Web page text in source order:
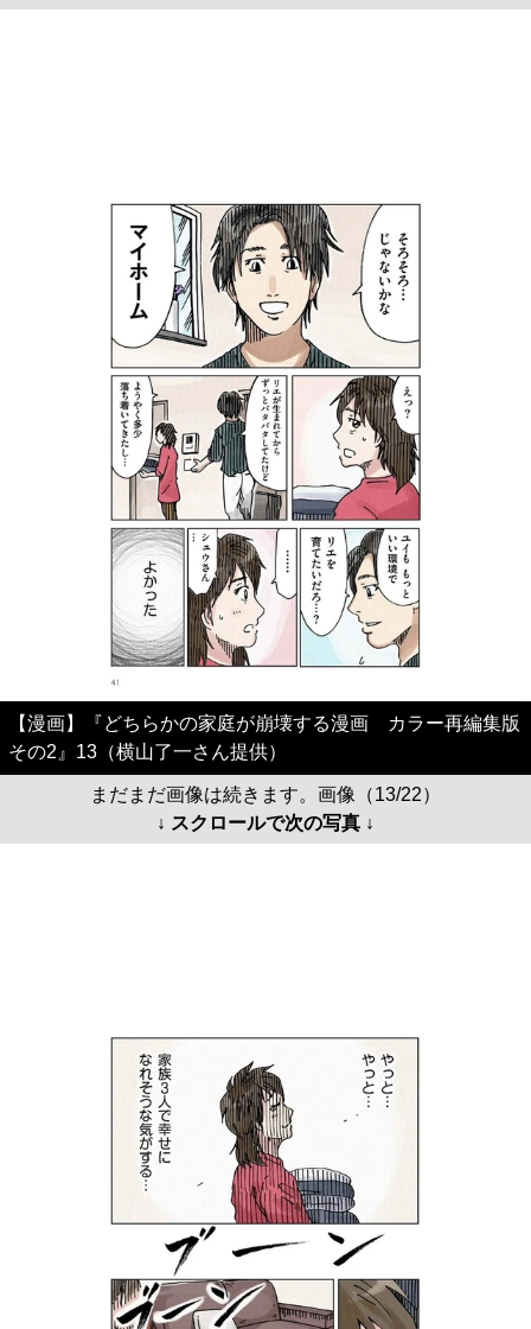
【漫画】『どちらかの家庭が崩壊する漫画 カラー再編集版
その2』13（横山了一さん提供）
まだまだ画像は続きます。画像（13/22）
↓ スクロールで次の写真 ↓